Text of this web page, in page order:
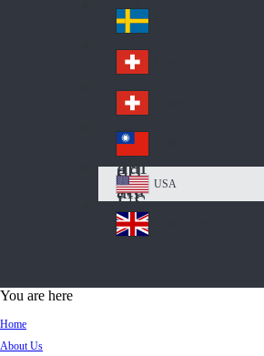
ric
a
ain
Sw
ed
en
Sw
itz
erl
an
d
Sw
itz
erl
an
d
Tai
wa
n
US
A
USA
d
You are here
Home
About Us